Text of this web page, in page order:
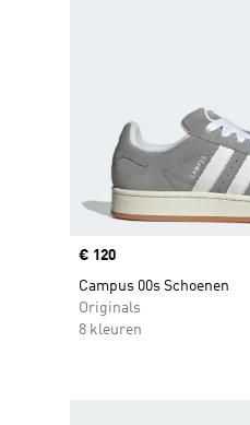
Price
€ 120
Campus 00s Schoenen
Originals
8 kleuren